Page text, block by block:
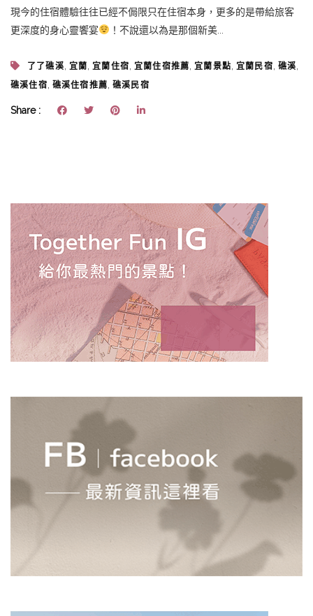
現今的住宿體驗往往已經不侷限只在住宿本身，更多的是帶給旅客
更深度的身心靈饗宴
！不說還以為是那個新美...
了了礁溪 宜蘭 宜蘭住宿 宜蘭住宿推薦 宜蘭景點 宜蘭民宿 礁溪
礁溪住宿 礁溪住宿推薦 ,礁溪民宿
Share :